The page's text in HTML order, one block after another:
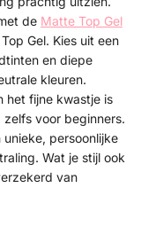
de Matte Top Gel
Gel. Kies uit een
en diepe
kleuren.
het fijne kwastje is
voor beginners.
persoonlijke
Wat je stijl ook
van